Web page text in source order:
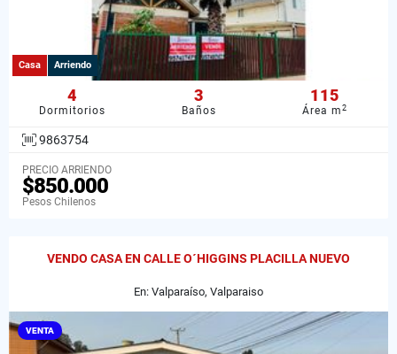
Casa Arriendo
4
Dormitorios
3
Baños
115
Área m2
9863754
PRECIO ARRIENDO
$850.000
Pesos Chilenos
VENDO CASA EN CALLE O´HIGGINS PLACILLA NUEVO
En: Valparaíso, Valparaiso
VENTA